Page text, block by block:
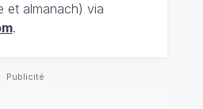
et almanach) via
.